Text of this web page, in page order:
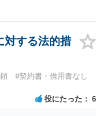
対する法的措
#契約書・借用書なし
役にたった 6